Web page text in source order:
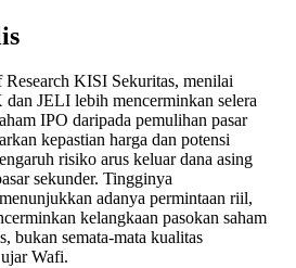
KISI Sekuritas, menilai
JELI lebih mencerminkan selera
IPO daripada pemulihan pasar
kepastian harga dan potensi
risiko arus keluar dana asing
sekunder. Tingginya
adanya permintaan riil,
kelangkaan pasokan saham
bukan semata-mata kualitas
Wafi.